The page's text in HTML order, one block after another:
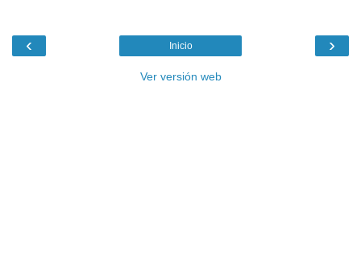
‹ ›
Inicio
Ver versión web